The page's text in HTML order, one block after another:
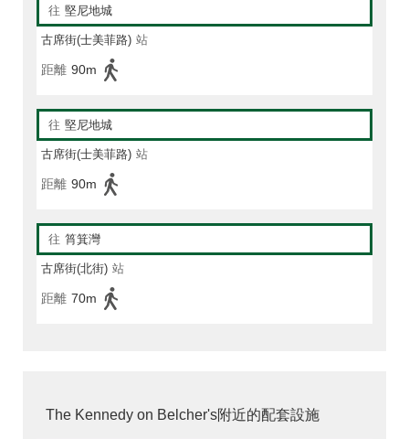
往 堅尼地城
古席街(士美菲路) 站
距離 90m
往 堅尼地城
古席街(士美菲路) 站
距離 90m
往 筲箕灣
古席街(北街) 站
距離 70m
The Kennedy on Belcher's附近的配套設施